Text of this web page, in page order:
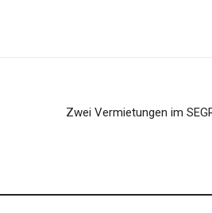
Zwei Vermietungen im